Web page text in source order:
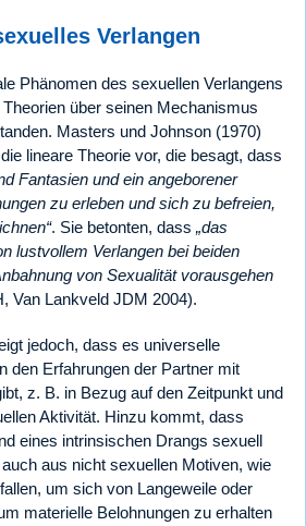
Verlangen
Phänomen des sexuellen Verlangens
über seinen Mechanismus
Masters und Johnson (1970)
lineare Theorie vor, die besagt, dass
Fantasien und ein angeborener
zu erleben und sich zu befreien,
. Sie betonten, dass „das
lustvollem Verlangen bei beiden
von Sexualität vorausgehen
Van Lankveld JDM 2004).
jedoch, dass es universelle
den Erfahrungen der Partner mit
z. B. in Bezug auf den Zeitpunkt und
Aktivität. Hinzu kommt, dass
eines intrinsischen Drangs sexuell
aus nicht sexuellen Motiven, wie
um sich von Langeweile oder
materielle Belohnungen zu erhalten